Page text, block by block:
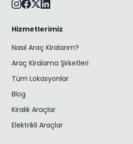
Hizmetlerimiz
Nasıl Araç Kiralarım?
Araç Kiralama Şirketleri
Tüm Lokasyonlar
Blog
Kiralık Araçlar
Elektrikli Araçlar